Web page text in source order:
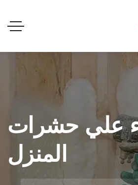
علي حشرات
المنزل